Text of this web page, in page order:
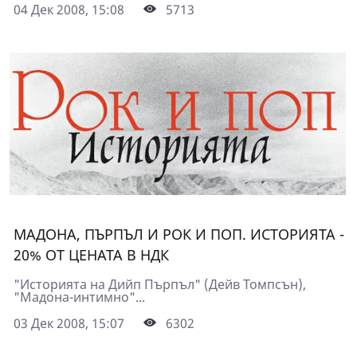
04 Дек 2008, 15:08
5713
МАДОНА, ПЪРПЪЛ И РОК И ПОП. ИСТОРИЯТА -
20% ОТ ЦЕНАТА В НДК
"Историята на Дийп Пърпъл" (Дейв Томпсън),
"Мадона-интимно"...
03 Дек 2008, 15:07
6302